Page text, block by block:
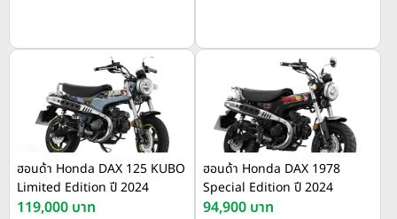
ฮอนด้า Honda DAX 125 KUBO
Limited Edition ปี 2024
119,000 บาท
ฮอนด้า Honda DAX 1978
Special Edition ปี 2024
94,900 บาท